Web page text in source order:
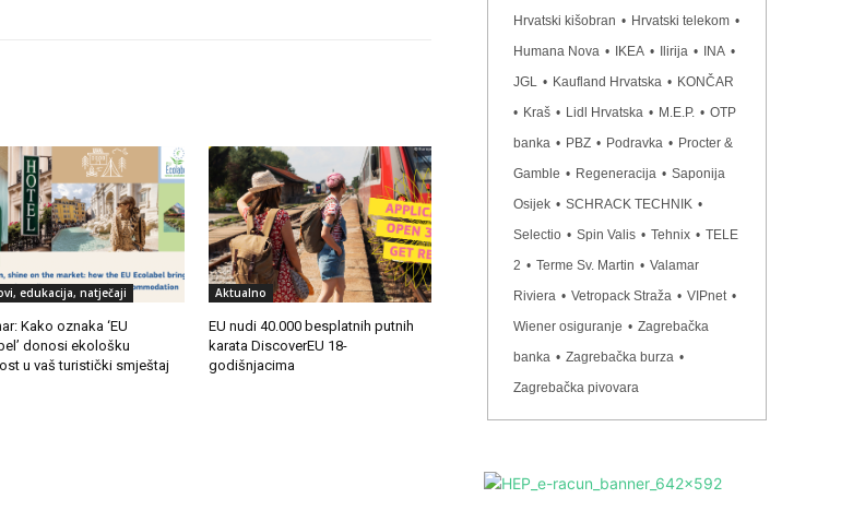
edukacija, natječaji
Kako oznaka ‘EU
donosi ekološku
u vaš turistički smještaj
Aktualno
EU nudi 40.000 besplatnih putnih
karata DiscoverEU 18-
godišnjacima
Hrvatski kišobran • Hrvatski telekom •
Humana Nova • IKEA • Ilirija • INA •
JGL • Kaufland Hrvatska • KONČAR
• Kraš • Lidl Hrvatska • M.E.P. • OTP
banka • PBZ • Podravka • Procter &
Gamble • Regeneracija • Saponija
Osijek • SCHRACK TECHNIK •
Selectio • Spin Valis • Tehnix • TELE
2 • Terme Sv. Martin • Valamar
Riviera • Vetropack Straža • VIPnet •
Wiener osiguranje • Zagrebačka
banka • Zagrebačka burza •
Zagrebačka pivovara